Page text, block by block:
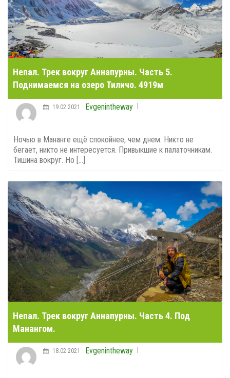
Непал. Трек вокруг Аннапурны. Часть 5.
Поднимаемся на озеро Тиличо. 4919м
Evgenintheway
19.02.2021
Ночью в Мананге ещё спокойнее, чем днем. Никто не
бегает, никто не интересуется. Привыкшие к палаточникам.
Тишина вокруг. Но [...]
Непал. Трек вокруг Аннапурны. Часть 4. Под
Манангом.
Evgenintheway
18.02.2021